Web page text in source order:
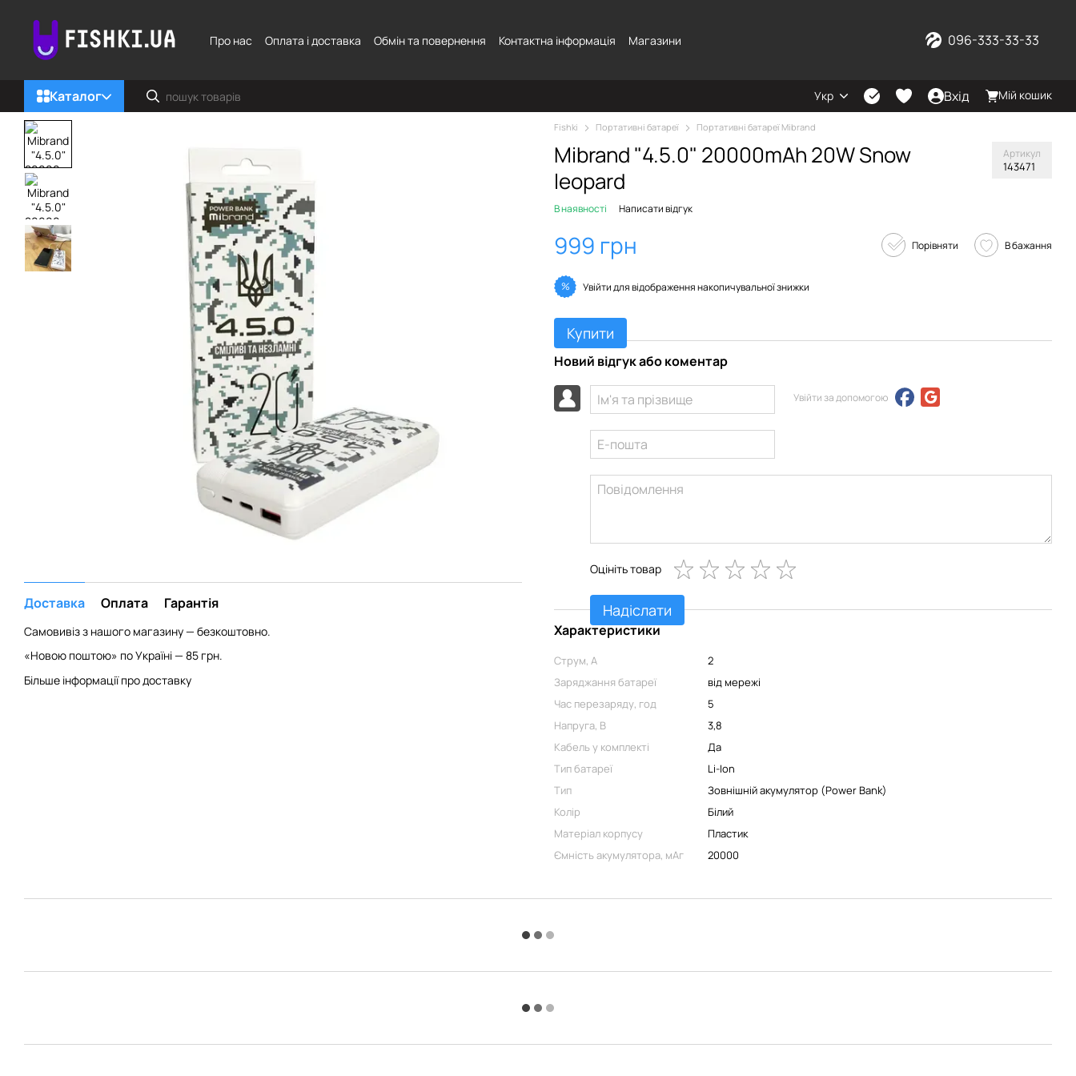
Про нас
Оплата і доставка Обмін та повернення Контактна інформація Магазини 096-333-33-33
Каталог Укр Вхід Мій кошик
Доставка Оплата Гарантія
Самовивіз з нашого магазину — безкоштовно.
«Новою поштою» по Україні — 85 грн.
Більше інформації про доставку
Fishki Портативні батареї Портативні батареї Mibrand
Mibrand "4.5.0" 20000mAh 20W Snow
leopard
Артикул
143471
В наявності Написати відгук
999 грн Порівняти В бажання
% Увійтидля відображення накопичувальної знижки
Купити
Новий відгук або коментар
Увійти за допомогою
Оцініть товар
Надіслати
Характеристики
Струм, А
2
Заряджання батареї
від мережі
Час перезаряду, год
5
Напруга, В
3,8
Кабель у комплекті
Да
Тип батареї
Li-Ion
Тип
Зовнішній акумулятор (Power Bank)
Колір
Білий
Матеріал корпусу
Пластик
Ємність акумулятора, мАг
20000